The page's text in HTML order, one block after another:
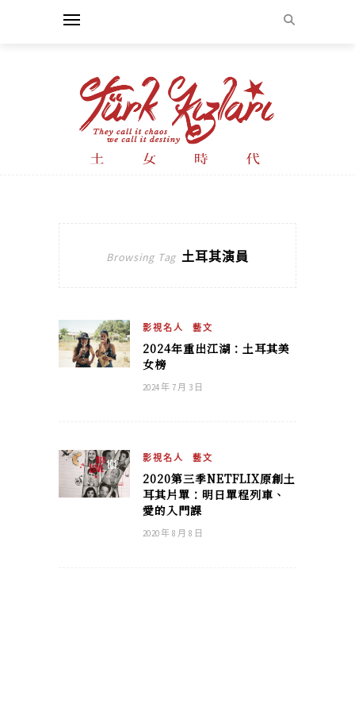
Browsing Tag 土耳其演員
影視名人 藝文
2024年重出江湖：土耳其美
女榜
2024 年 7 月 3 日
影視名人 藝文
2020第三季NETFLIX原創土
耳其片單：明日單程列車、
愛的入門課
2020 年 8 月 8 日